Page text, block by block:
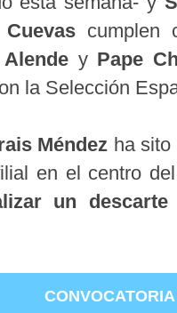
cumplen
y Pape
la Selección
Méndez ha
en el centro
un descarte
CONVOCATORIA